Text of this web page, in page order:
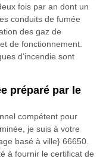
fois par an dont un
conduits de fumée
des gaz de
de fonctionnement.
d’incendie sont
préparé par le
compétent pour
je suis à votre
basé à ville} 66650.
à fournir le certificat de